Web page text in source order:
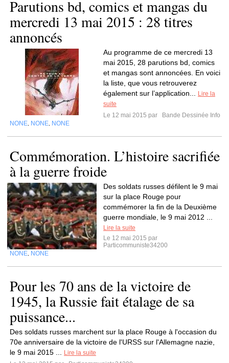
Parutions bd, comics et mangas du
mercredi 13 mai 2015 : 28 titres
annoncés
Au programme de ce mercredi 13
mai 2015, 28 parutions bd, comics
et mangas sont annoncées. En voici
la liste, que vous retrouverez
également sur l’application...
Lire la
suite
Le 12 mai 2015 par
Bande Dessinée Info
NONE NONE NONE
Commémoration. L’histoire sacrifiée
à la guerre froide
Des soldats russes défilent le 9 mai
sur la place Rouge pour
commémorer la fin de la Deuxième
guerre mondiale, le 9 mai 2012 ...
Lire la suite
Le 12 mai 2015 par
Particommuniste34200
NONE NONE
Pour les 70 ans de la victoire de
1945, la Russie fait étalage de sa
puissance...
Des soldats russes marchent sur la place Rouge à l'occasion du
70e anniversaire de la victoire de l'URSS sur l'Allemagne nazie,
le 9 mai 2015 ...
Lire la suite